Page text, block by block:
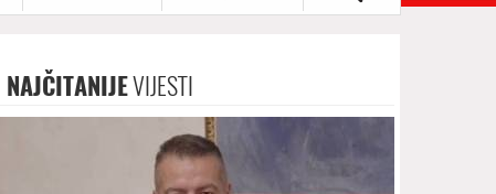
NAJČITANIJEVIJESTI